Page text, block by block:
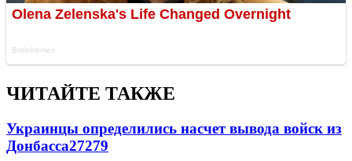
ЧИТАЙТЕ ТАКЖЕ
Украинцы определились насчет вывода войск из
Донбасса27279